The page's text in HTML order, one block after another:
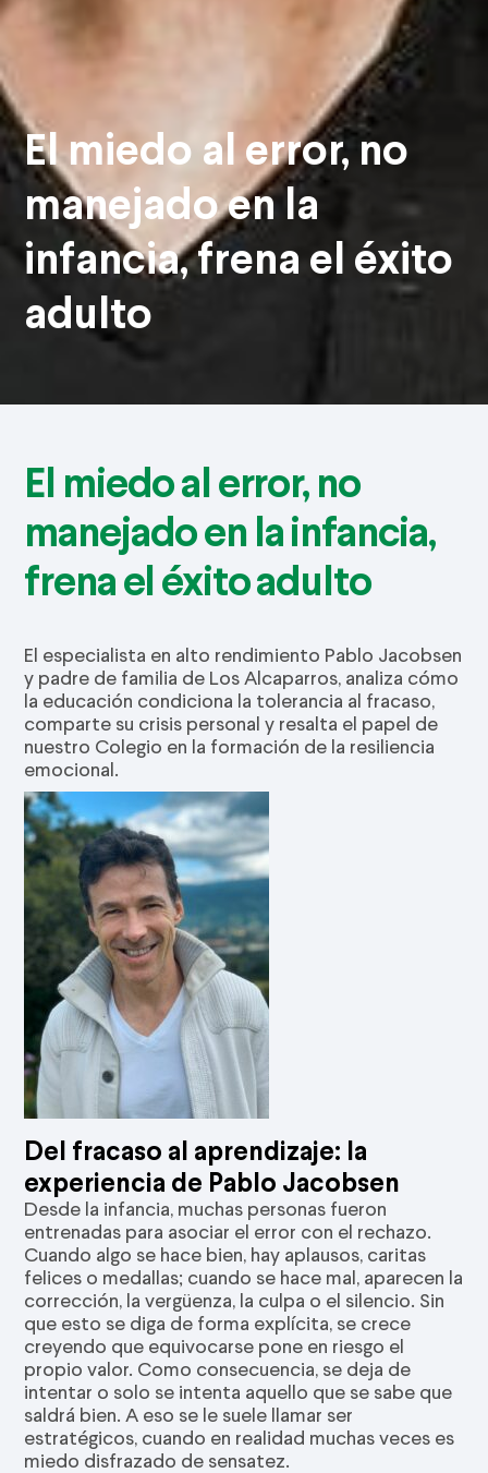
El miedo al error, no
manejado en la
infancia, frena el éxito
adulto
El miedo al error, no
manejado en la infancia,
frena el éxito adulto
El especialista en alto rendimiento Pablo Jacobsen
y padre de familia de Los Alcaparros, analiza cómo
la educación condiciona la tolerancia al fracaso,
comparte su crisis personal y resalta el papel de
nuestro Colegio en la formación de la resiliencia
emocional.
Del fracaso al aprendizaje: la
experiencia de Pablo Jacobsen
Desde la infancia, muchas personas fueron
entrenadas para asociar el error con el rechazo.
Cuando algo se hace bien, hay aplausos, caritas
felices o medallas; cuando se hace mal, aparecen la
corrección, la vergüenza, la culpa o el silencio. Sin
que esto se diga de forma explícita, se crece
creyendo que equivocarse pone en riesgo el
propio valor. Como consecuencia, se deja de
intentar o solo se intenta aquello que se sabe que
saldrá bien. A eso se le suele llamar ser
estratégicos, cuando en realidad muchas veces es
miedo disfrazado de sensatez.